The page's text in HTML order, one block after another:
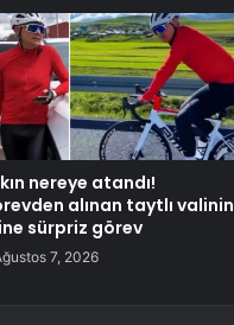
nereye atandı!
alınan taytlı valinin
sürpriz görev
7, 2026